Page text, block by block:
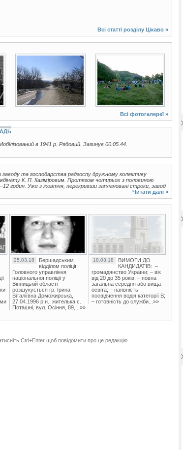
Всі статті розділу Цікаво »
Всі фотогалереї »
в 1941 р. Рядовий. Загинув 00.05.44.
заводу та господарства радгоспу дружному колективу
К. П. Казіміровим. Протягом чотирьох з половиною
годин. Уже з жовтня, перекривши заплановані строки, завод
Читати далі »
25.03.18
Бершадським
відділом поліції
Головного управління
національної поліції у
Вінницькій області
розшукується гр. Ірина
Віталіївна Доможирська,
27.04.1996 р.н., жителька с.
Поташні, вул. Осіння, 89,...»»
18.03.18
ВИМОГИ ДО
КАНДИДАТІВ: –
громадянство України; – вік
від 20 до 35 років; – повна
загальна середня або вища
освіта; – наявність
посвідчення водія категорії В;
– готовність до служби...»»
Ctrl+Enter щоб повідомити про це редакцію